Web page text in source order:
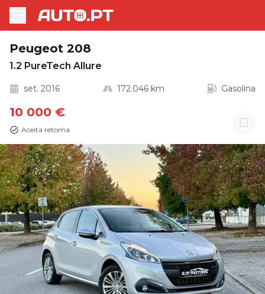
Peugeot 208
1.2 PureTech Allure
set. 2016 172.046 km Gasolina
10 000 €
Aceita retoma